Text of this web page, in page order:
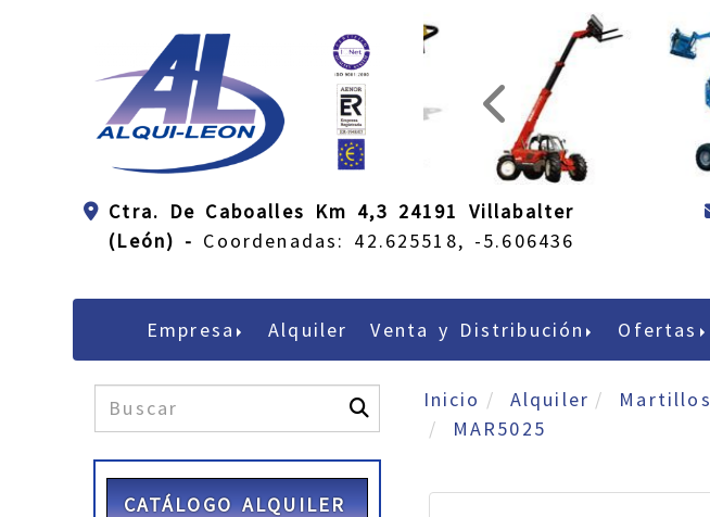
Ctra. De Caboalles Km 4,3 24191 Villabalter
(León) - Coordenadas: 42.625518, -5.606436
Empresa Alquiler Venta y Distribución Ofertas
CATÁLOGO ALQUILER
Inicio Alquiler Martillos
MAR5025